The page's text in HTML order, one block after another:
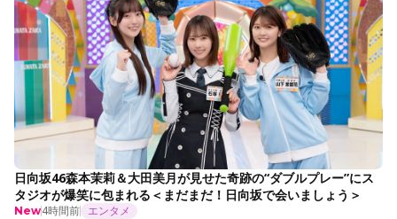
日向坂46森本茉莉＆大田美月が見せた奇跡の“ダブルプレー”にス
タジオが爆笑に包まれる＜まだまだ！日向坂で会いましょう＞
New4時間前 エンタメ